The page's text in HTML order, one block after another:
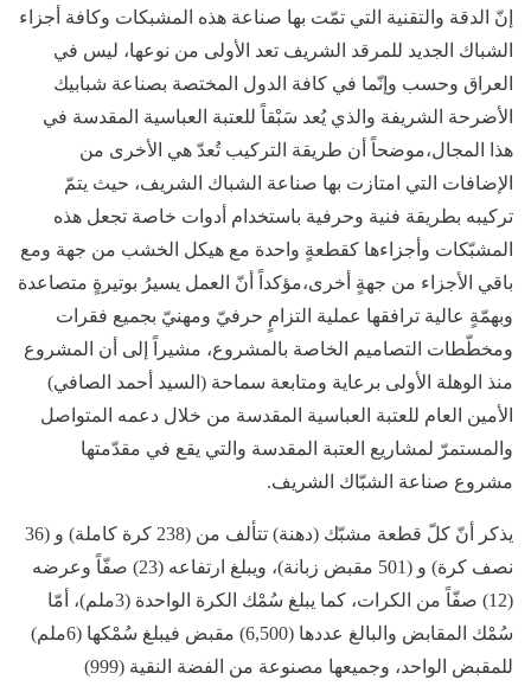
إنّ الدقة والتقنية التي تمّت بها صناعة هذه المشبكات وكافة أجزاء
الشباك الجديد للمرقد الشريف تعد الأولى من نوعها، ليس في
العراق وحسب وإنّما في كافة الدول المختصة بصناعة شبابيك
الأضرحة ‏الشريفة والذي يُعد سَبْقاً للعتبة العباسية المقدسة في
هذا المجال،موضحاً أن طريقة التركيب تُعدّ هي الأخرى من
الإضافات التي امتازت بها صناعة الشباك الشريف، حيث يتمّ
تركيبه بطريقة فنية وحرفية باستخدام أدوات خاصة تجعل هذه
المشبّكات وأجزاءها كقطعةٍ واحدة مع هيكل الخشب من جهة ومع
باقي الأجزاء من جهةٍ أخرى،مؤكداً أنّ العمل يسيرُ بوتيرةٍ متصاعدة
وبهمّةٍ عالية ترافقها عملية التزامٍ حرفيّ ومهنيّ بجميع فقرات
ومخطّطات التصاميم الخاصة بالمشروع، مشيراً إلى أن المشروع
منذ الوهلة الأولى برعاية ومتابعة سماحة (السيد أحمد الصافي)
الأمين العام للعتبة العباسية المقدسة من خلال دعمه المتواصل
والمستمرّ لمشاريع العتبة المقدسة والتي يقع في مقدّمتها
مشروع صناعة الشبّاك الشريف.
يذكر أنّ كلّ قطعة مشبّك (دهنة) تتألف من (238 كرة كاملة) و (36
نصف كرة) و (501 مقبض زبانة)، ويبلغ ارتفاعه (23) صفّاً وعرضه
(12) صفّاً من الكرات، كما يبلغ سُمْك الكرة الواحدة (3ملم)، أمّا
سُمْك المقابض والبالغ عددها (6,500) مقبض فيبلغ سُمْكها (6ملم)
للمقبض الواحد، وجميعها مصنوعة من الفضة النقية (999)